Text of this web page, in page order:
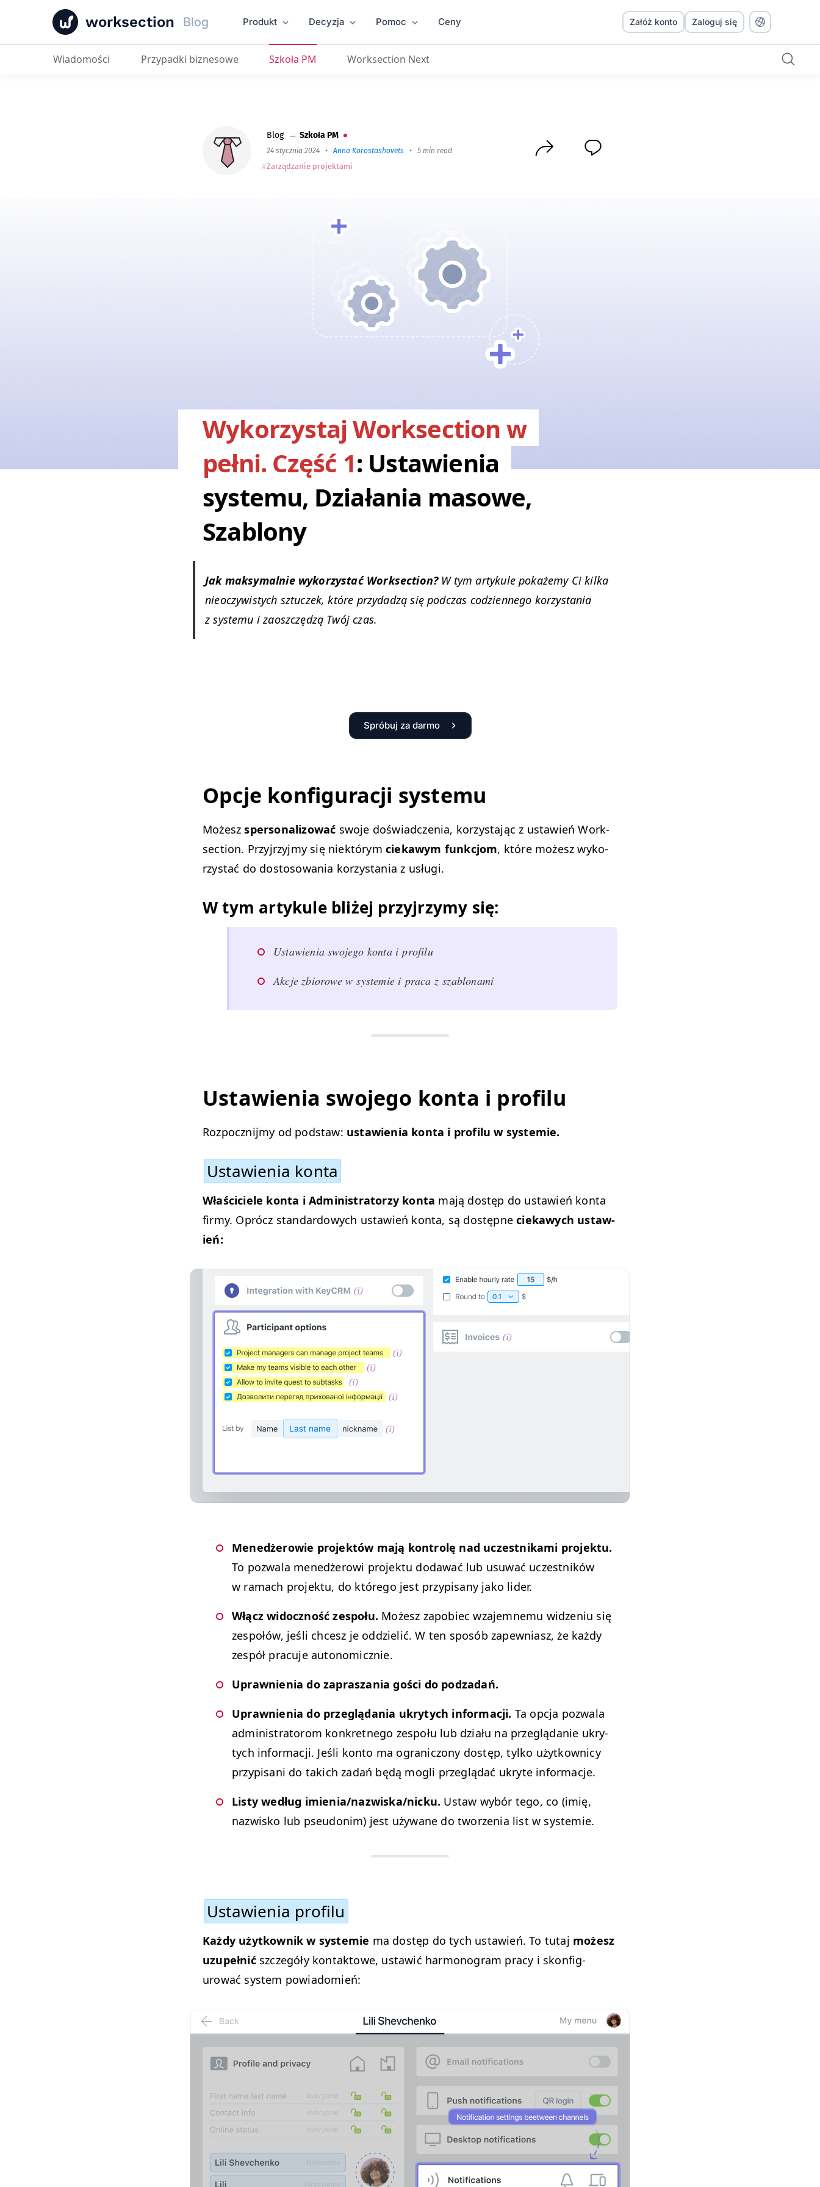
worksection Blog Produkt Decyzja Pomoc Ceny
Wykorzystaj Worksection w pełni. Część 1 : Ustawienia systemu, Działania masowe, Szablony
Załóż konto Zaloguj się
Wiadomości Przypadki biznesowe Szkoła PM Worksection Next
Blog → Szkoła PM
24 stycznia 2024 •Anna Korostashovets • 5 min read
Zarządzanie projektami
Wykorzystaj Worksection w
pełni. Część 1: Ustawienia
systemu, Działania masowe,
Szablony
Jak maksy­mal­nie wyko­rzys­tać Work­sec­tion? W tym artykule pokaże­my Ci kil­ka
nieoczy­wistych sztuczek, które przy­dadzą się pod­czas codzi­en­nego korzys­ta­nia
z sys­te­mu i zaoszczędzą Twój czas.
Spróbuj za darmo
Opc­je kon­fig­u­racji systemu
Możeszsper­son­al­i­zować swo­je doświad­czenia, korzys­ta­jąc z ustaw­ień Work­
sec­tion. Przyjrzyjmy się niek­tórym ciekawym funkcjom, które możesz wyko­
rzys­tać do dos­tosowa­nia korzys­ta­nia z usługi.
W tym artykule bliżej przyjrzymy się:
Ustaw­ienia swo­jego kon­ta i profilu
Akc­je zbiorowe w sys­temie i pra­ca z szablonami
Ustaw­ienia swo­jego kon­ta i profilu
Rozpoczni­jmy od pod­staw: ustaw­ienia kon­ta i pro­filu w systemie.
Ustaw­ienia konta
Właś­ci­ciele kon­ta i Admin­is­tra­torzy kon­ta mają dostęp do ustaw­ień kon­ta
firmy. Oprócz stan­dar­d­owych ustaw­ień kon­ta, są dostęp­neciekawych ustaw­
ień:
Menedżerowie pro­jek­tów mają kon­trolę nad uczest­nika­mi pro­jek­tu.
To pozwala menedżerowi pro­jek­tu dodawać lub usuwać uczest­ników
w ramach pro­jek­tu, do którego jest przyp­isany jako lider.
Włącz widoczność zespołu. Możesz zapo­biec wza­jem­ne­mu widze­niu się
zespołów, jeśli chcesz je odd­zielić. W ten sposób zapew­ni­asz, że każdy
zespół pracu­je autonomicznie.
Uprawnienia do zaprasza­nia goś­ci do podzadań.
Uprawnienia do przeglą­da­nia ukry­tych infor­ma­cji. Ta opc­ja pozwala
admin­is­tra­torom konkret­nego zespołu lub dzi­ału na przeglą­danie ukry­
tych infor­ma­cji. Jeśli kon­to ma ogranic­zony dostęp, tylko użytkown­i­cy
przyp­isani do takich zadań będą mogli przeglą­dać ukryte informacje.
Listy według imienia/nazwiska/nicku. Ustaw wybór tego, co (imię,
nazwisko lub pseudon­im) jest uży­wane do tworzenia list w systemie.
Ustaw­ienia profilu
Każdy użytkown­ik w sys­temie ma dostęp do tych ustaw­ień. To tutaj możesz
uzu­pełnić szczegóły kon­tak­towe, ustaw­ić har­mono­gram pra­cy i skon­fig­
urować sys­tem powiadomień: